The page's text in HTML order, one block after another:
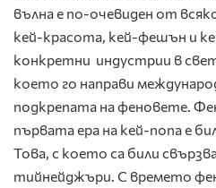
вълна е по-очевиден от
кей-красота, кей-фешън и
конкретни индустрии в
което го направи
подкрепата на феновете.
първата ера на кей-попа е
Това, с което са били
тийнейджъри. С времето